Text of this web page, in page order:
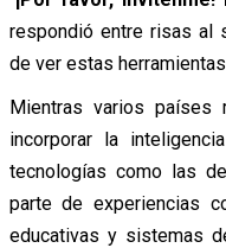
respondió entre risas al
de ver estas
Mientras varios países
incorporar la
tecnologías como las
parte de experiencias
educativas y sistemas